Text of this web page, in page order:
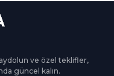
ve özel teklifler,
güncel kalın.